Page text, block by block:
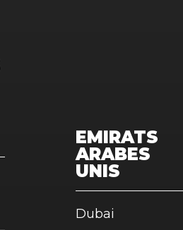
EMIRATS
ARABES
UNIS
Dubai